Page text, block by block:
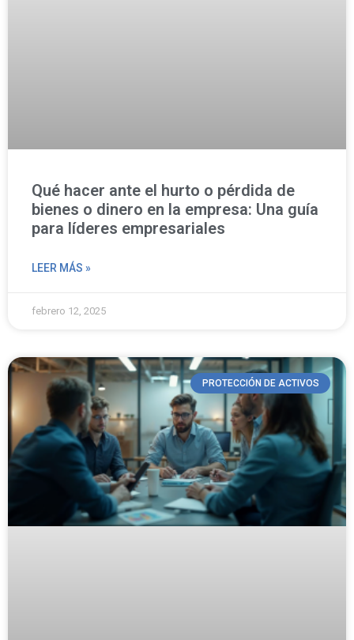
Qué hacer ante el hurto o pérdida de
bienes o dinero en la empresa: Una guía
para líderes empresariales
LEER MÁS »
febrero 12, 2025
PROTECCIÓN DE ACTIVOS